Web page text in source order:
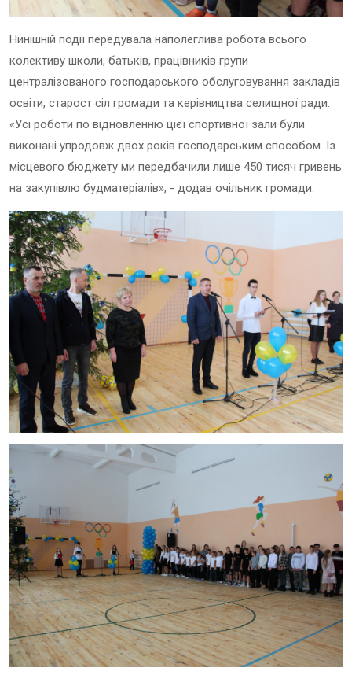
Нинішній події передувала наполеглива робота всього
колективу школи, батьків, працівників групи
централізованого господарського обслуговування закладів
освіти, старост сіл громади та керівництва селищної ради.
«Усі роботи по відновленню цієї спортивної зали були
виконані упродовж двох років господарським способом. Із
місцевого бюджету ми передбачили лише 450 тисяч гривень
на закупівлю будматеріалів», - додав очільник громади.